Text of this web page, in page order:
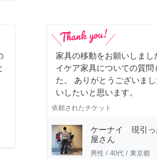
家具の移動をお願いしまし
イケア家具についての質
た。 ありがとうございま
いしたいと思います。
依頼されたチケット
ケーナイ 現引っ
屋さん
男性 / 40代 / 東京都